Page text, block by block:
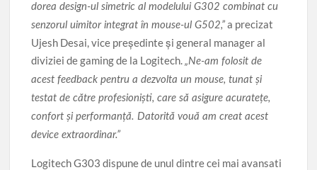
dorea design-ul simetric al modelului G302 combinat cu
senzorul uimitor integrat în mouse-ul G502,” a precizat
Ujesh Desai, vice preşedinte şi general manager al
diviziei de gaming de la Logitech.„Ne-am folosit de
acest feedback pentru a dezvolta un mouse, tunat şi
testat de către profesionişti, care să asigure acurateţe,
confort şi performanţă. Datorită vouă am creat acest
device extraordinar.”
Logitech G303 dispune de unul dintre cei mai avansati